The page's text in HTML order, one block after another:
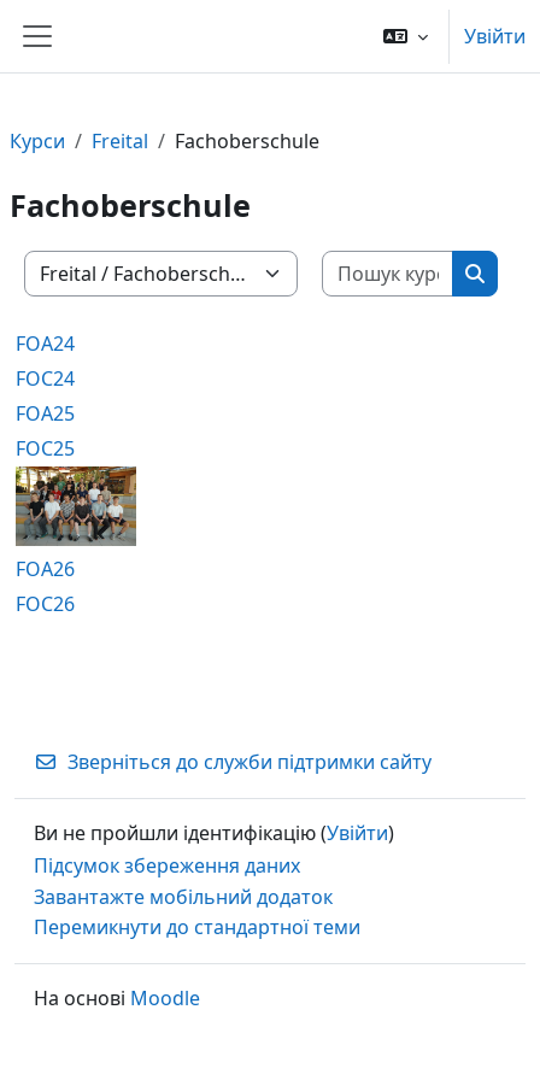
Бокова панель
Увійти
Курси Freital Fachoberschule
Fachoberschule
Категорії курсів
Пошук
Пошук
FOA24
FOC24
FOA25
FOC25
FOA26
FOC26
Зверніться до служби підтримки сайту
Ви не пройшли ідентифікацію (Увійти)
Підсумок збереження даних
Завантажте мобільний додаток
Перемикнути до стандартної теми
На основі Moodle